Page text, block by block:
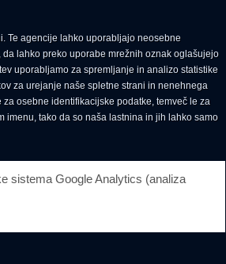
Te agencije lahko uporabljajo neosebne
lahko preko uporabe mrežnih oznak oglašujejo
uporabljamo za spremljanje in analizo statistike
za urejanje naše spletne strani in nenehnega
osebne identifikacijske podatke, temveč le za
imenu, tako da so naša lastnina in jih lahko samo
sistema Google Analytics (analiza